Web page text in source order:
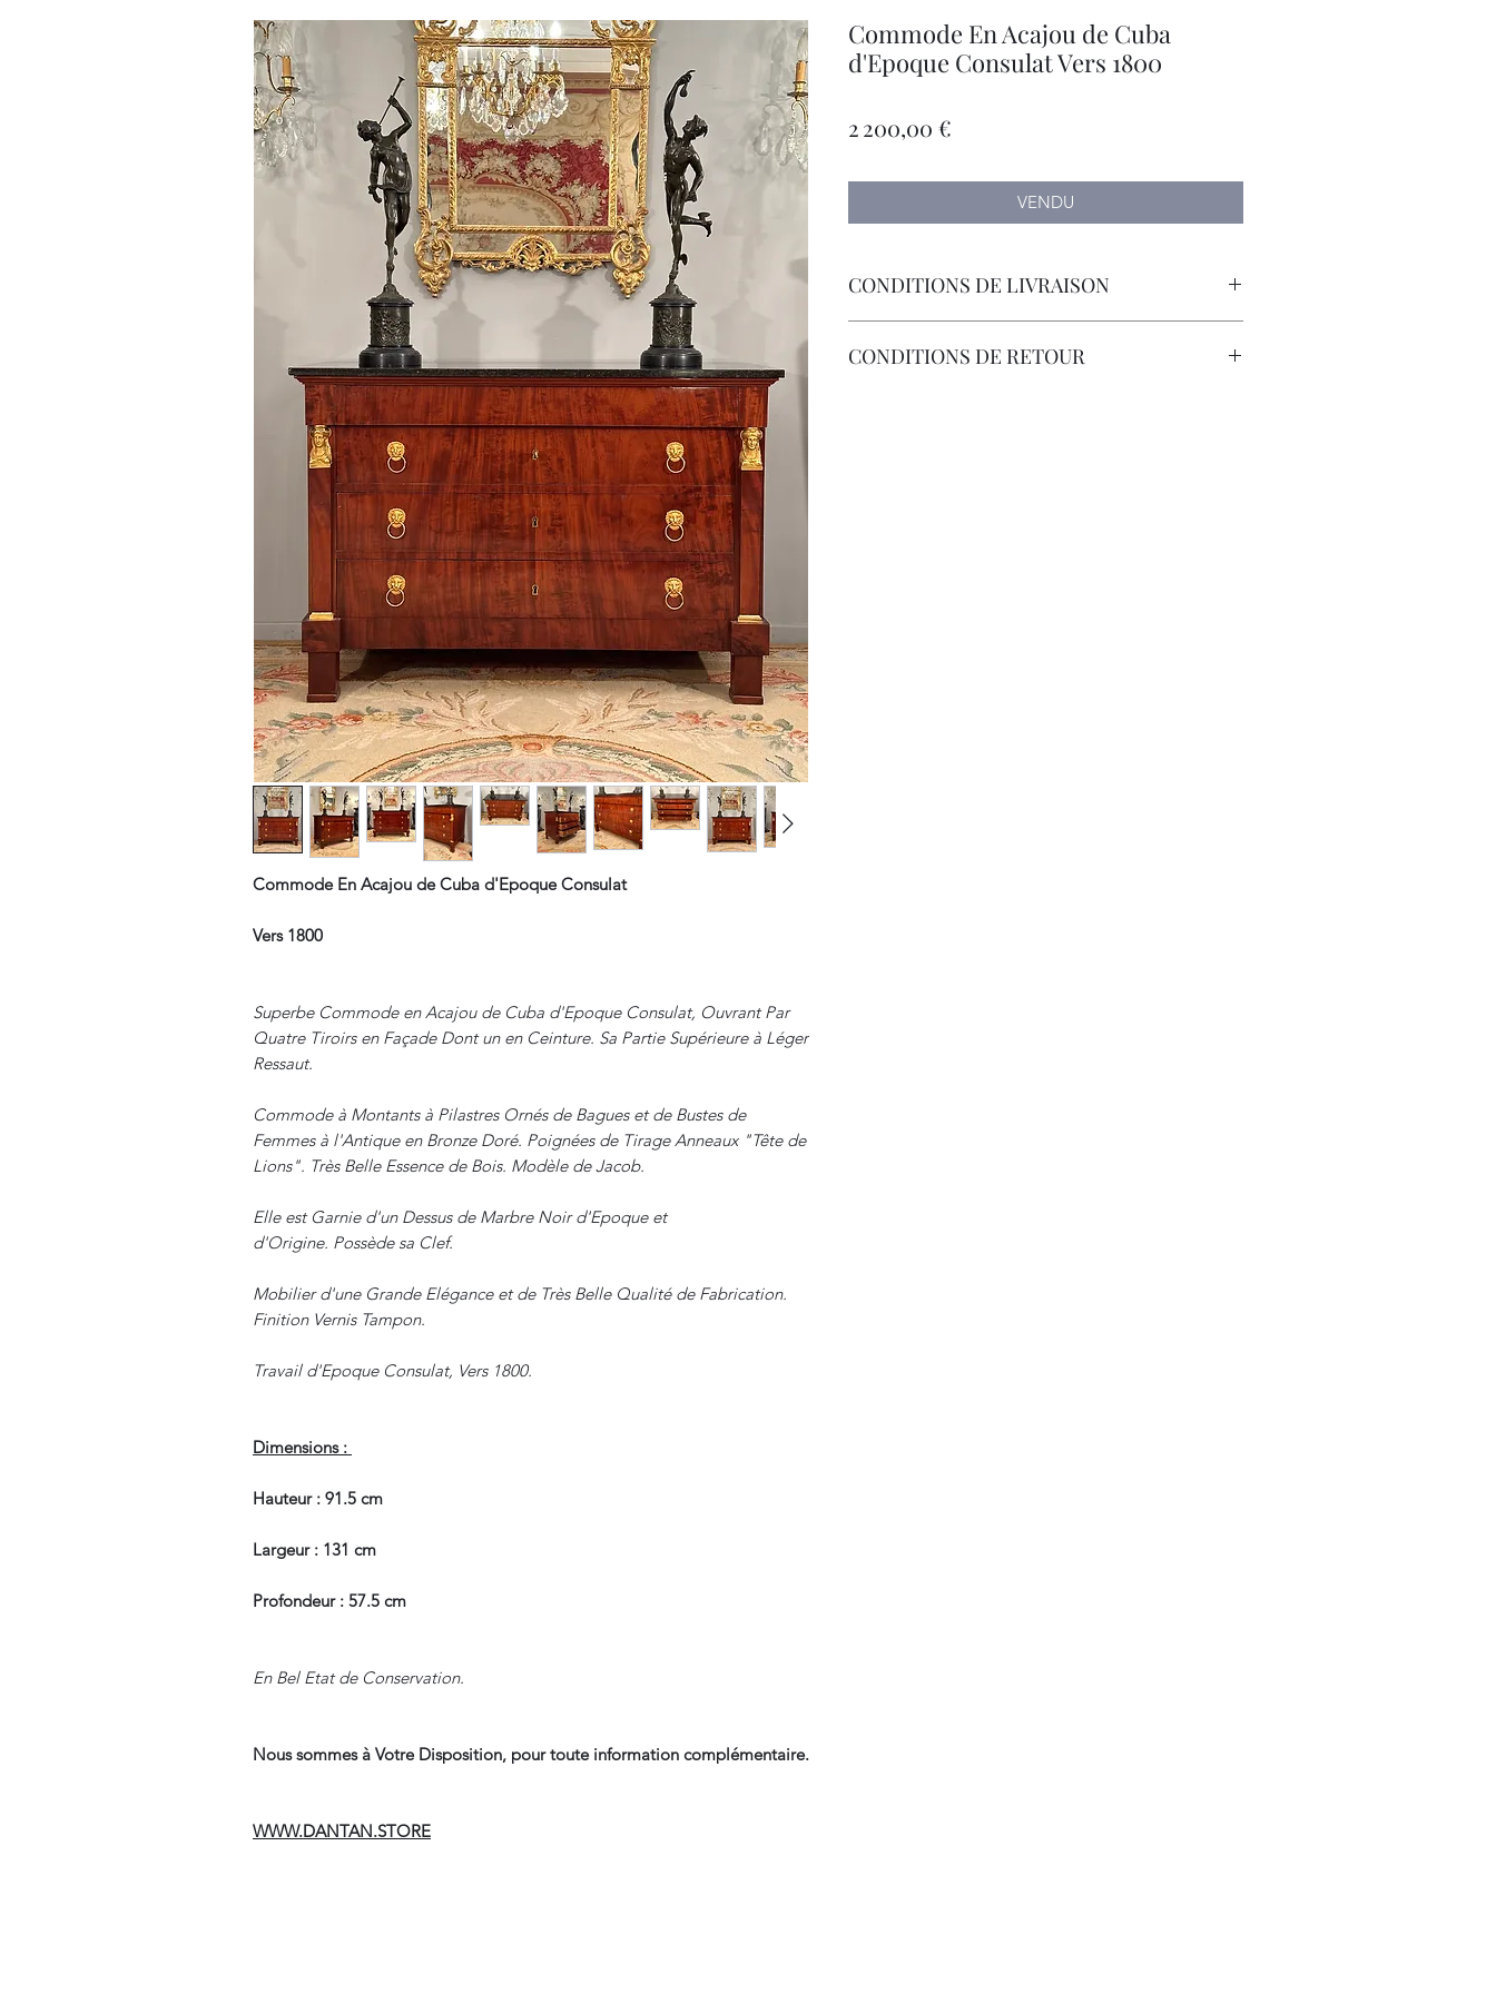
Commode En Acajou de Cuba d'Epoque Consulat
Vers 1800
Superbe Commode en Acajou de Cuba d'Epoque Consulat, Ouvrant Par
Quatre Tiroirs en Façade Dont un en Ceinture. Sa Partie Supérieure à Léger
Ressaut.
Commode à Montants à Pilastres Ornés de Bagues et de Bustes de
Femmes à l'Antique en Bronze Doré. Poignées de Tirage Anneaux "Tête de
Lions". Très Belle Essence de Bois. Modèle de Jacob.
Elle est Garnie d'un Dessus de Marbre Noir d'Epoque et
d'Origine. Possède sa Clef.
Mobilier d'une Grande Elégance et de Très Belle Qualité de Fabrication.
Finition Vernis Tampon.
Travail d'Epoque Consulat, Vers 1800.
Dimensions :
Hauteur : 91.5 cm
Largeur : 131 cm
Profondeur : 57.5 cm
En Bel Etat de Conservation.
Nous sommes à Votre Disposition, pour toute information complémentaire.
WWW.DANTAN.STORE
Commode En Acajou de Cuba
d'Epoque Consulat Vers 1800
2 200,00 €
VENDU
CONDITIONS DE LIVRAISON
CONDITIONS DE RETOUR